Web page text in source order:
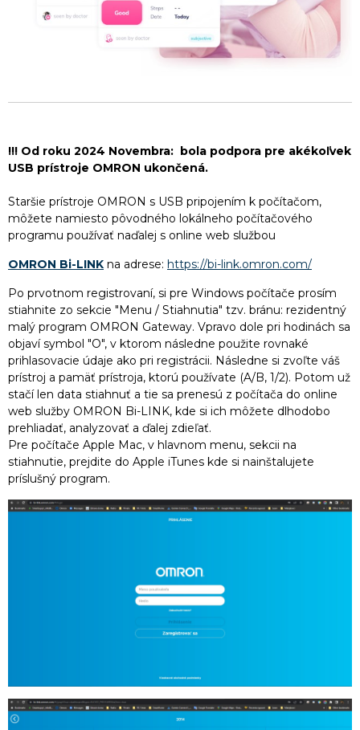
!!! Od roku 2024 Novembra: bola podpora pre akékoľvek
USB prístroje OMRON ukončená.
Staršie prístroje OMRON s USB pripojením k počítačom,
môžete namiesto pôvodného lokálneho počítačového
programu používať naďalej s online web službou
OMRON Bi-LINK na adrese: https://bi-link.omron.com/
Po prvotnom registrovaní, si pre Windows počítače prosím
stiahnite zo sekcie "Menu / Stiahnutia" tzv. bránu: rezidentný
malý program OMRON Gateway. Vpravo dole pri hodinách sa
objaví symbol "O", v ktorom následne použite rovnaké
prihlasovacie údaje ako pri registrácii. Následne si zvoľte váš
prístroj a pamäť prístroja, ktorú používate (A/B, 1/2). Potom už
stačí len data stiahnuť a tie sa prenesú z počítača do online
web služby OMRON Bi-LINK, kde si ich môžete dlhodobo
prehliadať, analyzovať a ďalej zdieľať.
Pre počítače Apple Mac, v hlavnom menu, sekcii na
stiahnutie, prejdite do Apple iTunes kde si nainštalujete
príslušný program.